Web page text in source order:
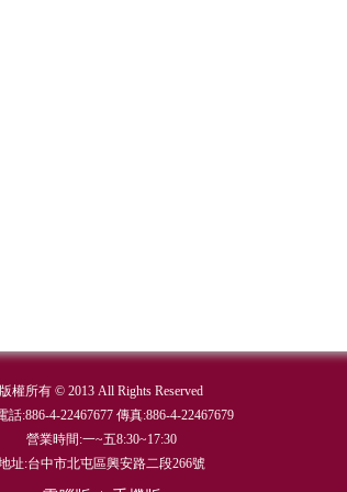
版權所有 © 2013 All Rights Reserved
話:886-4-22467677 傳真:886-4-22467679
營業時間:一~五8:30~17:30
址:台中市北屯區興安路二段266號